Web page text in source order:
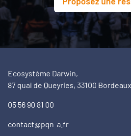
Ecosystème Darwin,
87 quai de Queyries, 33100 Bordeaux
05 56 90 81 00
contact@pqn-a.fr